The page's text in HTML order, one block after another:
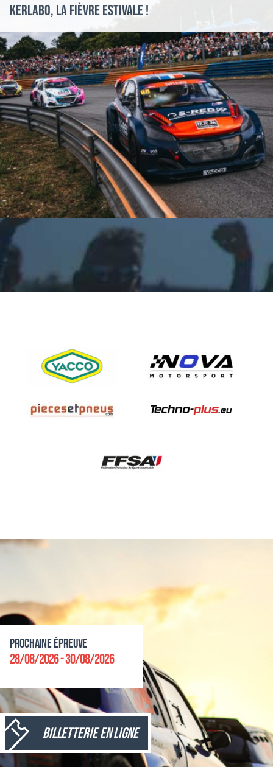
Kerlabo, la fièvre estivale !
Prochaine épreuve
28/08/2026 - 30/08/2026
Billetterie en ligne